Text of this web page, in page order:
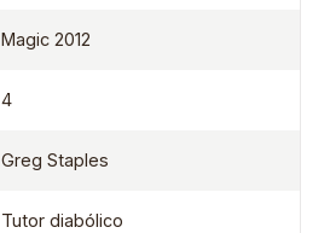
Magic 2012
4
Greg Staples
Tutor diabólico